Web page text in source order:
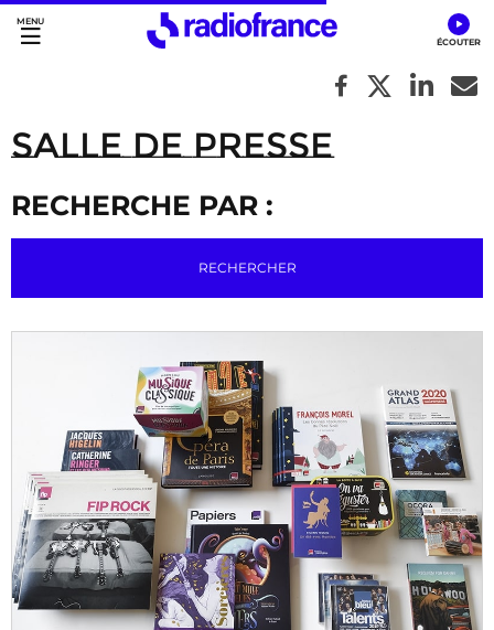
Accès direct :
Menu principal
Contenu
Salle de Presse
RECHERCHE PAR :
RECHERCHER